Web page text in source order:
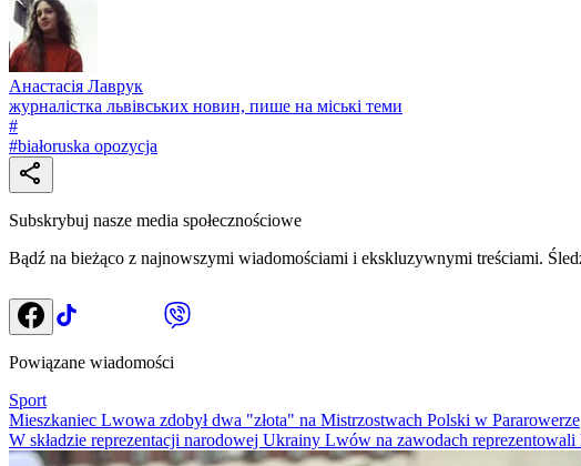
Анастасія Лаврук
журналістка львівських новин, пише на міські теми
#
#białoruska opozycja
Subskrybuj nasze media społecznościowe
Bądź na bieżąco z najnowszymi wiadomościami i ekskluzywnymi treściami.
Powiązane wiadomości
Sport
Mieszkaniec Lwowa zdobył dwa "złota" na Mistrzostwach Polski w Pararowerze
W składzie reprezentacji narodowej Ukrainy Lwów na zawodach reprezentowali